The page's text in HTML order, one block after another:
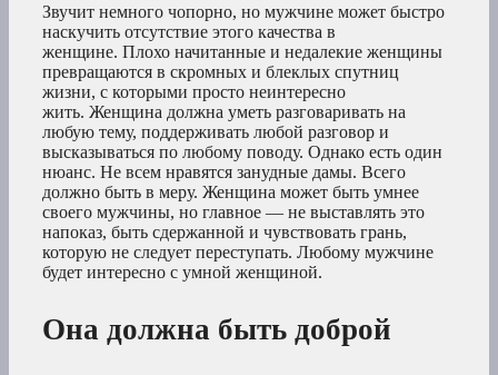
Звучит немного чопорно, но мужчине может быстро
наскучить отсутствие этого качества в
женщине. Плохо начитанные и недалекие женщины
превращаются в скромных и блеклых спутниц
жизни, с которыми просто неинтересно
жить. Женщина должна уметь разговаривать на
любую тему, поддерживать любой разговор и
высказываться по любому поводу. Однако есть один
нюанс. Не всем нравятся занудные дамы. Всего
должно быть в меру. Женщина может быть умнее
своего мужчины, но главное — не выставлять это
напоказ, быть сдержанной и чувствовать грань,
которую не следует переступать. Любому мужчине
будет интересно с умной женщиной.
Она должна быть доброй